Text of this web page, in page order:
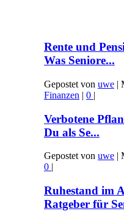
Rente und
Was Seniore...
Gepostet von uwe|
Finanzen | 0 |
Verbotene
Du als Se...
Gepostet von uwe|
0 |
Ruhestand im
Ratgeber für